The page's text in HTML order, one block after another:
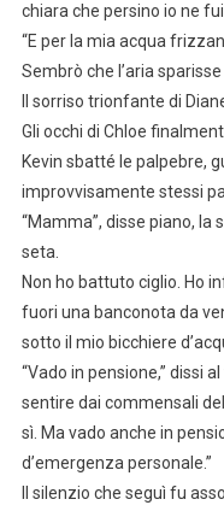
chiara che persino io ne
“E per la mia acqua
Sembrò che l’aria
Il sorriso trionfante di
Gli occhi di Chloe
Kevin sbatté le palpebre,
improvvisamente stessi
“Mamma”, disse piano,
seta.
Non ho battuto ciglio. Ho
fuori una banconota da
sotto il mio bicchiere
“Vado in pensione,” dissi
sentire dai commensali
sì. Ma vado anche in
d’emergenza personale.”
Il silenzio che seguì fu